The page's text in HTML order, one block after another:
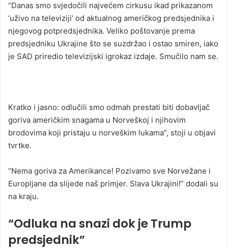
“Danas smo svjedočili najvećem cirkusu ikad prikazanom
‘uživo na televiziji’ od aktualnog američkog predsjednika i
njegovog potpredsjednika. Veliko poštovanje prema
predsjedniku Ukrajine što se suzdržao i ostao smiren, iako
je SAD priredio televizijski igrokaz izdaje. Smučilo nam se.
Kratko i jasno: odlučili smo odmah prestati biti dobavljač
goriva američkim snagama u Norveškoj i njihovim
brodovima koji pristaju u norveškim lukama”, stoji u objavi
tvrtke.
“Nema goriva za Amerikance! Pozivamo sve Norvežane i
Europljane da slijede naš primjer. Slava Ukrajini!” dodali su
na kraju.
“Odluka na snazi dok je Trump
predsjednik”